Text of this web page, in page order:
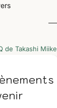
de Takashi Miike